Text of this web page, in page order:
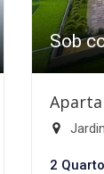
Sob
2